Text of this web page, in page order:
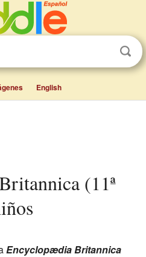
English
Encyclopædia Britannica